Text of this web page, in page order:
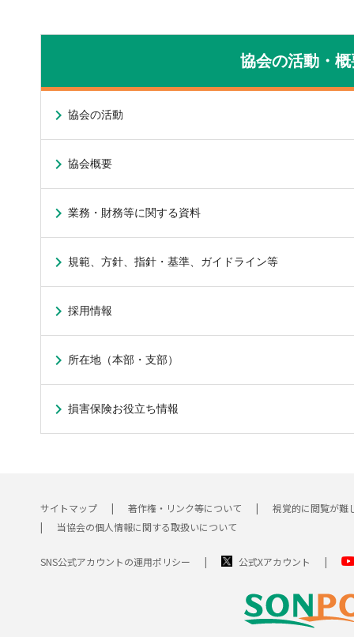
協会の活動・概
協会の活動
協会概要
業務・財務等に関する資料
規範、方針、指針・基準、ガイドライン等
採用情報
所在地（本部・支部）
損害保険お役立ち情報
サイトマップ 著作権・リンク等について
視覚的に閲覧が難
当協会の個人情報に関する取扱いについて
SNS公式アカウントの運用ポリシー 公式Xアカウント